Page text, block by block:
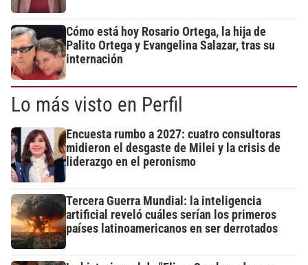
Cómo está hoy Rosario Ortega, la hija de
Palito Ortega y Evangelina Salazar, tras su
internación
Lo más visto en Perfil
Encuesta rumbo a 2027: cuatro consultoras
midieron el desgaste de Milei y la crisis de
liderazgo en el peronismo
Tercera Guerra Mundial: la inteligencia
artificial reveló cuáles serían los primeros
países latinoamericanos en ser derrotados